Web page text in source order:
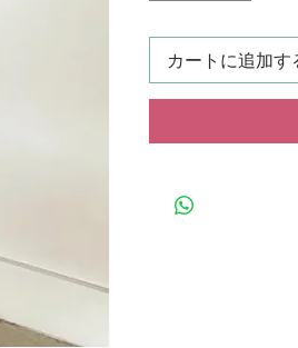
カートに追加す